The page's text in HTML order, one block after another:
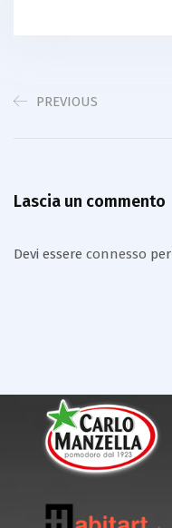
PREVIOUS
Lascia un commento
Devi essere connesso